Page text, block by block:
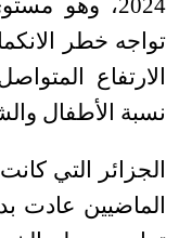
تواجه خطر
الارتفاع
نسبة الأطفال
الجزائر التي
الماضيين عادت